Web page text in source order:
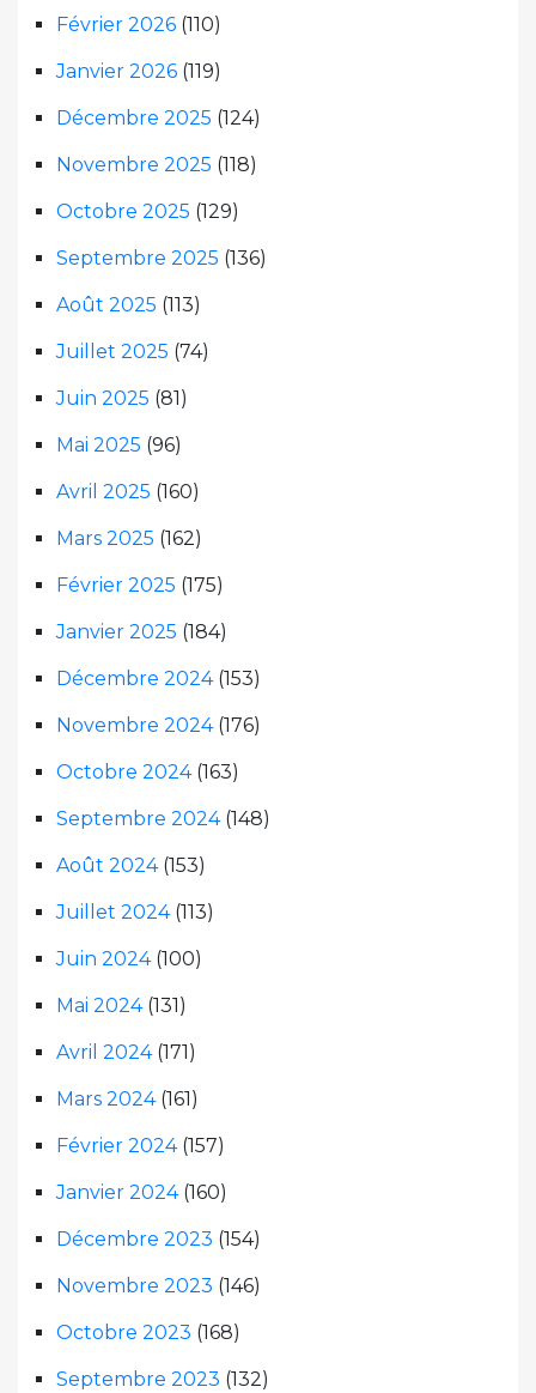
Février 2026 (110)
Janvier 2026 (119)
Décembre 2025 (124)
Novembre 2025 (118)
Octobre 2025 (129)
Septembre 2025 (136)
Août 2025 (113)
Juillet 2025 (74)
Juin 2025 (81)
Mai 2025 (96)
Avril 2025 (160)
Mars 2025 (162)
Février 2025 (175)
Janvier 2025 (184)
Décembre 2024(153)
Novembre 2024(176)
Octobre 2024(163)
Septembre 2024(148)
Août 2024(153)
Juillet 2024(113)
Juin 2024(100)
Mai 2024(131)
Avril 2024(171)
Mars 2024(161)
Février 2024(157)
Janvier 2024(160)
Décembre 2023 (154)
Novembre 2023 (146)
Octobre 2023 (168)
Septembre 2023 (132)